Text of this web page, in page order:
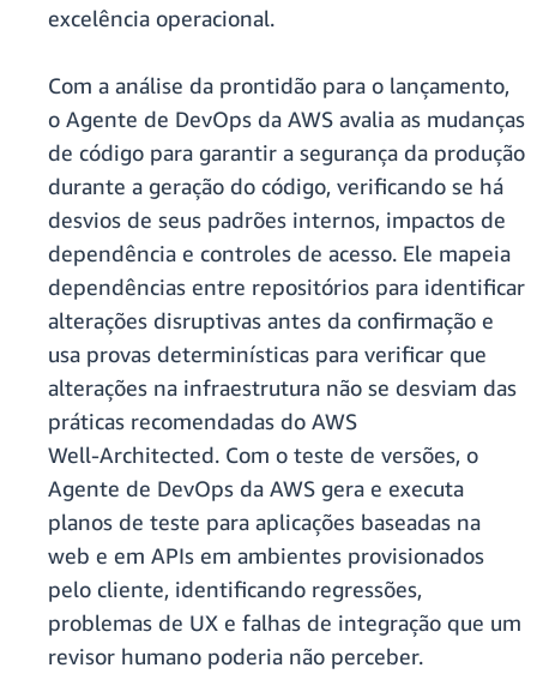
excelência operacional.
Com a análise da prontidão para o lançamento,
o Agente de DevOps da AWS avalia as mudanças
de código para garantir a segurança da produção
durante a geração do código, verificando se há
desvios de seus padrões internos, impactos de
dependência e controles de acesso. Ele mapeia
dependências entre repositórios para identificar
alterações disruptivas antes da confirmação e
usa provas determinísticas para verificar que
alterações na infraestrutura não se desviam das
práticas recomendadas do AWS
Well‑Architected. Com o teste de versões, o
Agente de DevOps da AWS gera e executa
planos de teste para aplicações baseadas na
web e em APIs em ambientes provisionados
pelo cliente, identificando regressões,
problemas de UX e falhas de integração que um
revisor humano poderia não perceber.